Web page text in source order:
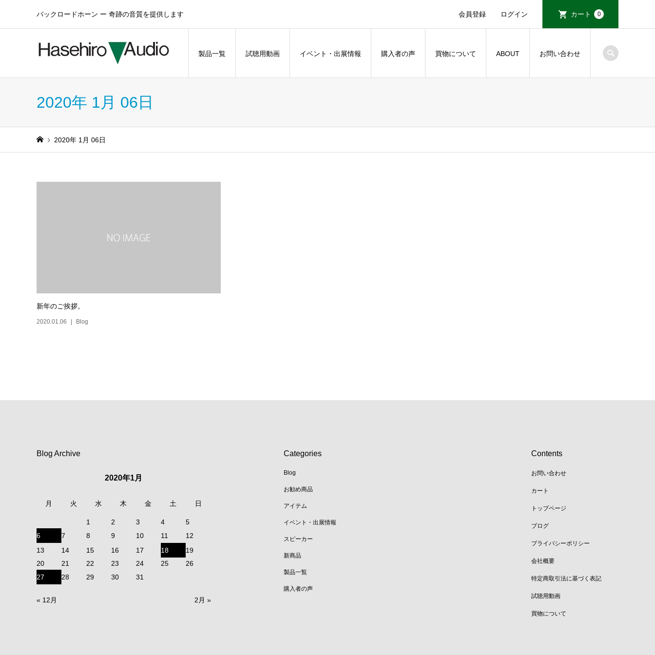
バックロードホーン ー 奇跡の音質を提供します 会員登録 ログイン カート 0
製品一覧 試聴用動画 イベント・出展情報 購入者の声 買物について ABOUT お問い合わせ
2020年 1月 06日
2020年 1月 06日
新年のご挨拶。
2020.01.06 Blog
Blog Archive
2020年1月
月 火 水 木 金 土 日
1 2 3 4
5
6
7 8 9 10 11
12
13
14 15 16 17 18
19
20
21 22 23 24 25
26
27
28 29 30 31
« 12月 2月 »
Categories
Blog
お勧め商品
アイテム
イベント・出展情報
スピーカー
新商品
製品一覧
購入者の声
Contents
お問い合わせ
カート
トップページ
ブログ
プライバシーポリシー
会社概要
特定商取引法に基づく表記
試聴用動画
買物について